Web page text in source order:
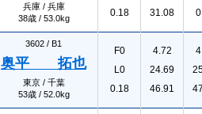
兵庫 / 兵庫
38歳 / 53.0kg
0.18
31.08
3602 / B1
奥平 拓也
東京 / 千葉
53歳 / 52.0kg
F0
L0
0.18
4.72
24.69
46.91